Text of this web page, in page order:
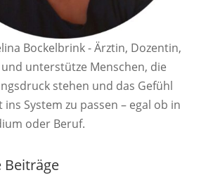
Bockelbrink - Ärztin, Dozentin,
unterstütze Menschen, die
stehen und das Gefühl
System zu passen – egal ob in
oder Beruf.